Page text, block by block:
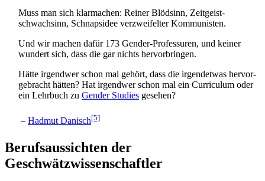
Muss man sich klarmachen: Reiner Blödsinn, Zeitgeist­
schwachsinn, Schnapsidee verzweifelter Kommunisten.
Und wir machen dafür 173 Gender-Professuren, und keiner
wundert sich, dass die gar nichts hervorbringen.
Hätte irgendwer schon mal gehört, dass die irgendetwas hervor­
gebracht hätten? Hat irgendwer schon mal ein Curriculum oder
ein Lehrbuch zu Gender Studies gesehen?
– Hadmut Danisch[5]
Berufsaussichten der
Geschwätzwissenschaftler